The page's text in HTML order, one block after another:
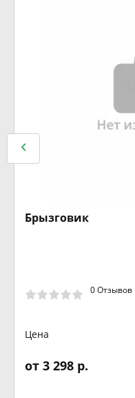
Брызговик
0 Отзывов
Цена
от 3 298 р.